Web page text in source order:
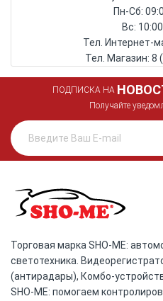
Пн-Сб:
Вс:
Тел. Интернет-
Тел. Магазин: 8
ПОДПИСКА НА
Получайте
Торговая марка SHO-ME:
светотехника.
(антирадары), Комбо-
SHO-ME: помогаем